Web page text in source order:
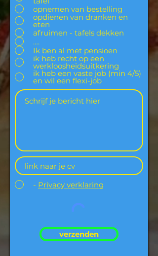
opnemen van bestelling
opdienen van dranken en
eten
afruimen - tafels dekken
….
Ik ben al met pensioen
ik heb recht op een
werkloosheidsuitkering
ik heb een vaste job (min 4/5)
en wil een flexi-job
- Privacy verklaring
verzenden